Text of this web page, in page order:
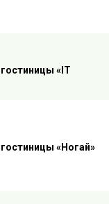
« IT
«Ногай»